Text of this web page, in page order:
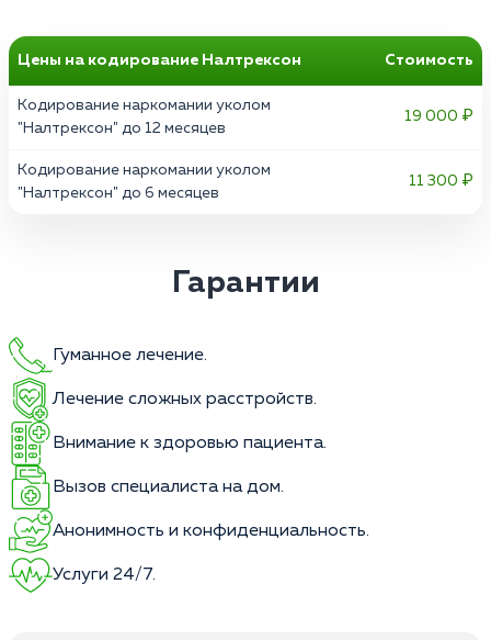
Цены на кодирование Налтрексон Стоимость
Кодирование наркомании уколом
"Налтрексон" до 12 месяцев
19 000 ₽
Кодирование наркомании уколом
"Налтрексон" до 6 месяцев
11 300 ₽
Гарантии
Гуманное лечение.
Лечение сложных расстройств.
Внимание к здоровью пациента.
Вызов специалиста на дом.
Анонимность и конфиденциальность.
Услуги 24/7.